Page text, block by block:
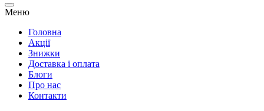
Меню
Головна
Акції
Знижки
Доставка і оплата
Блоги
Про нас
Контакти